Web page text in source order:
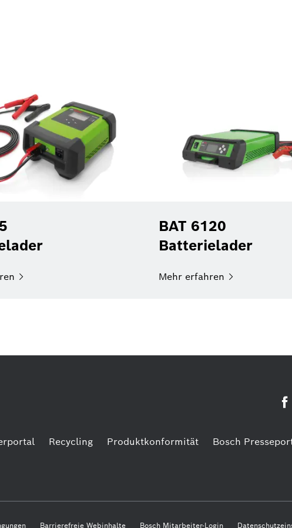
BAT 6120
Batterielader
Mehr erfahren
Recycling Produktkonformität Bosch
Barrierefreie Webinhalte Bosch Mitarbeiter-Login